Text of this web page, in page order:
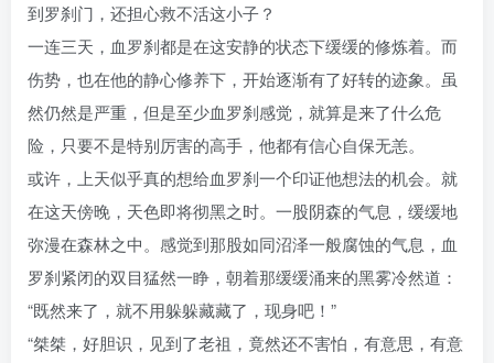
到罗刹门，还担心救不活这小子？
一连三天，血罗刹都是在这安静的状态下缓缓的修炼着。而
伤势，也在他的静心修养下，开始逐渐有了好转的迹象。虽
然仍然是严重，但是至少血罗刹感觉，就算是来了什么危
险，只要不是特别厉害的高手，他都有信心自保无恙。
或许，上天似乎真的想给血罗刹一个印证他想法的机会。就
在这天傍晚，天色即将彻黑之时。一股阴森的气息，缓缓地
弥漫在森林之中。感觉到那股如同沼泽一般腐蚀的气息，血
罗刹紧闭的双目猛然一睁，朝着那缓缓涌来的黑雾冷然道：
“既然来了，就不用躲躲藏藏了，现身吧！”
“桀桀，好胆识，见到了老祖，竟然还不害怕，有意思，有意